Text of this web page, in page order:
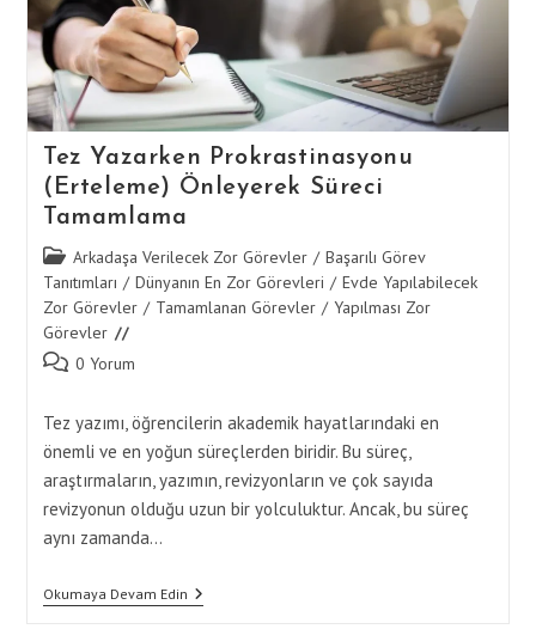
Tez Yazarken Prokrastinasyonu
(Erteleme) Önleyerek Süreci
Tamamlama
Post
category:
Arkadaşa Verilecek Zor Görevler / Başarılı Görev
Tanıtımları / Dünyanın En Zor Görevleri / Evde Yapılabilecek
Zor Görevler / Tamamlanan Görevler / Yapılması Zor
Görevler
Post 0 Yorum
Tez yazımı, öğrencilerin akademik hayatlarındaki en
önemli ve en yoğun süreçlerden biridir. Bu süreç,
araştırmaların, yazımın, revizyonların ve çok sayıda
revizyonun olduğu uzun bir yolculuktur. Ancak, bu süreç
aynı zamanda…
Okumaya Devam EdinTez
Yazarken